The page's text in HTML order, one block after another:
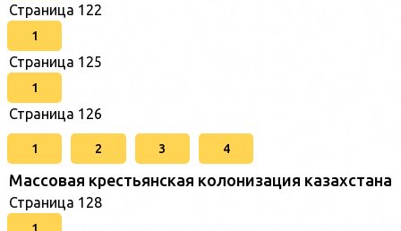
Страница 122
1
Страница 125
1
Страница 126
1 2 3 4
Массовая крестьянская колонизация казахстана
Страница 128
1